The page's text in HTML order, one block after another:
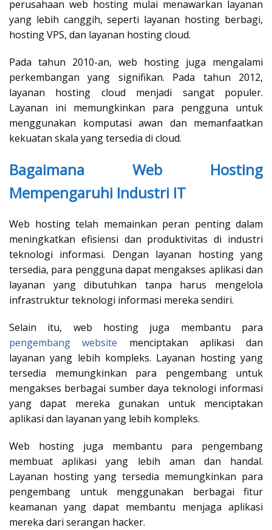
perusahaan web hosting mulai menawarkan layanan
yang lebih canggih, seperti layanan hosting berbagi,
hosting VPS, dan layanan hosting cloud.
Pada tahun 2010-an, web hosting juga mengalami
perkembangan yang signifikan. Pada tahun 2012,
layanan hosting cloud menjadi sangat populer.
Layanan ini memungkinkan para pengguna untuk
menggunakan komputasi awan dan memanfaatkan
kekuatan skala yang tersedia di cloud.
Bagaimana Web Hosting
Mempengaruhi Industri IT
Web hosting telah memainkan peran penting dalam
meningkatkan efisiensi dan produktivitas di industri
teknologi informasi. Dengan layanan hosting yang
tersedia, para pengguna dapat mengakses aplikasi dan
layanan yang dibutuhkan tanpa harus mengelola
infrastruktur teknologi informasi mereka sendiri.
Selain itu, web hosting juga membantu para
pengembang website menciptakan aplikasi dan
layanan yang lebih kompleks. Layanan hosting yang
tersedia memungkinkan para pengembang untuk
mengakses berbagai sumber daya teknologi informasi
yang dapat mereka gunakan untuk menciptakan
aplikasi dan layanan yang lebih kompleks.
Web hosting juga membantu para pengembang
membuat aplikasi yang lebih aman dan handal.
Layanan hosting yang tersedia memungkinkan para
pengembang untuk menggunakan berbagai fitur
keamanan yang dapat membantu menjaga aplikasi
mereka dari serangan hacker.